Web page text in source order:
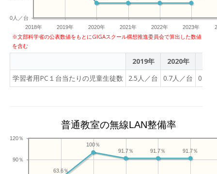
2018年 2019年 2020年 2021年 2022年 2023年
0人／台
※文部科学省の公表数値をもとにGIGAスクール構想推進委員会で算出した数値
を含む
2019年 2020年
学習者用PC１台当たりの児童生徒数
2.5人／台 0.7人／台 0.7人
普通教室の無線LAN整備率
90％
120％
91.7％
91.7％
91.7％
100％
63.6％